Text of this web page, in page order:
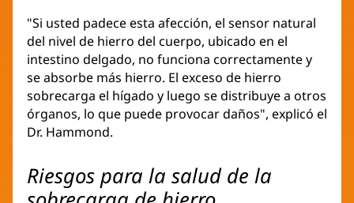
"Si usted padece esta afección, el sensor natural
del nivel de hierro del cuerpo, ubicado en el
intestino delgado, no funciona correctamente y
se absorbe más hierro. El exceso de hierro
sobrecarga el hígado y luego se distribuye a otros
órganos, lo que puede provocar daños", explicó el
Dr. Hammond.
Riesgos para la salud de la